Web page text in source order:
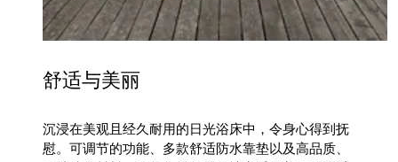
舒适与美丽
沉浸在美观且经久耐用的日光浴床中，令身心得到抚
慰。可调节的功能、多款舒适防水靠垫以及高品质、